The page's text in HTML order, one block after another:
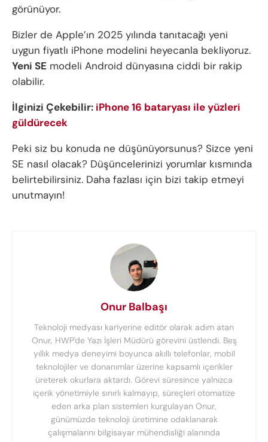
görünüyor.
Bizler de Apple’ın 2025 yılında tanıtacağı yeni
uygun fiyatlı iPhone modelini heyecanla bekliyoruz.
Yeni SE modeli Android dünyasına ciddi bir rakip
olabilir.
İlginizi Çekebilir: iPhone 16 bataryası ile yüzleri
güldürecek
Peki siz bu konuda ne düşünüyorsunus? Sizce yeni
SE nasıl olacak? Düşüncelerinizi yorumlar kısmında
belirtebilirsiniz. Daha fazlası için bizi takip etmeyi
unutmayın!
Onur Balbaşı
Teknoloji medyası kariyerine editör olarak adım atan
Onur, HWP'de Yazı İşleri Müdürü görevini üstlendi. Beş
yıllık medya deneyimi boyunca akıllı telefonlar, mobil
teknolojiler ve donanımlar üzerine kapsamlı içerikler
üreterek okurlara aktardı. Görevi süresince yalnızca
içerik yönetimiyle sınırlı kalmayıp, süreçleri otomatize
eden arka plan sistemleri kurgulayan Onur,
günümüzde teknoloji üretimine odaklanarak
çalışmalarını bilgisayar mühendisliği alanında